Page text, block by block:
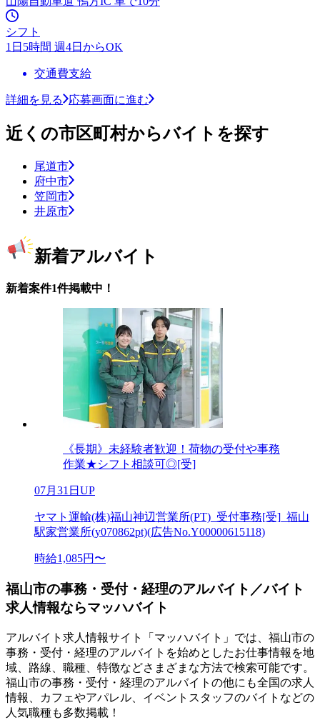
シフト
1日5時間 週4日からOK
交通費支給
詳細を見る 応募画面に進む
近くの市区町村からバイトを探す
尾道市
府中市
笠岡市
井原市
新着アルバイト
新着案件1件掲載中！
《長期》未経験者歓迎！荷物の受付や事務
作業★シフト相談可◎[受]
07月31日UP
ヤマト運輸(株)福山神辺営業所(PT)_受付事務[受]_福山
駅家営業所(y070862pt)(広告No.Y00000615118)
時給1,085円〜
福山市の事務・受付・経理のアルバイト／バイト
求人情報ならマッハバイト
アルバイト求人情報サイト「マッハバイト」では、福山市の
事務・受付・経理のアルバイトを始めとしたお仕事情報を地
域、路線、職種、特徴などさまざまな方法で検索可能です。
福山市の事務・受付・経理のアルバイトの他にも全国の求人
情報、カフェやアパレル、イベントスタッフのバイトなどの
人気職種も多数掲載！